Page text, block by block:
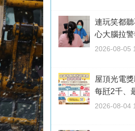
連玩笑都
心大腦拉警
2026-08-05
屋頂光電
每瓩2千、
2026-08-04